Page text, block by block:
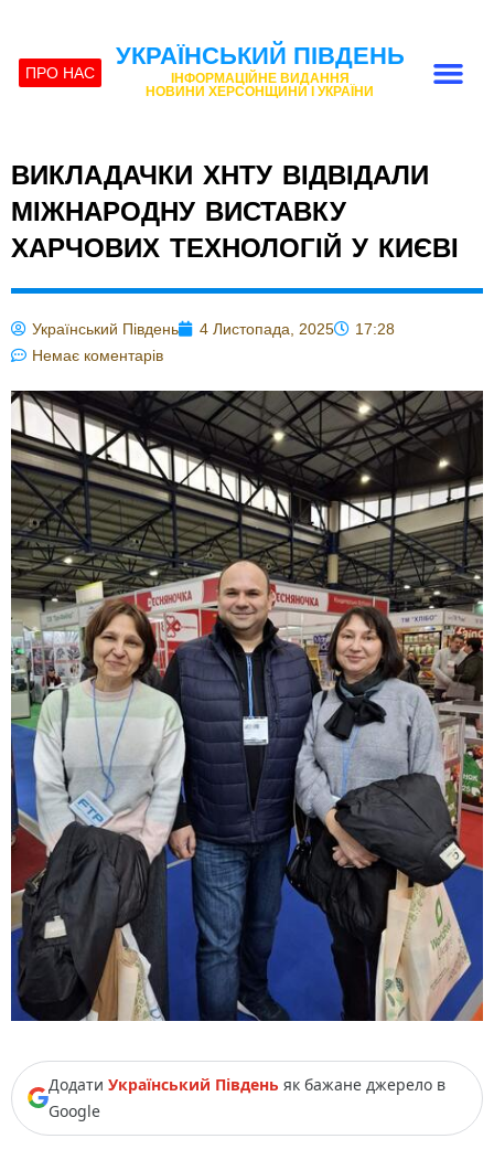
ПРО НАС
УКРАЇНСЬКИЙ ПІВДЕНЬ
ІНФОРМАЦІЙНЕ ВИДАННЯ
НОВИНИ ХЕРСОНЩИНИ І УКРАЇНИ
ВИКЛАДАЧКИ ХНТУ ВІДВІДАЛИ
МІЖНАРОДНУ ВИСТАВКУ
ХАРЧОВИХ ТЕХНОЛОГІЙ У КИЄВІ
Український Південь 4 Листопада, 2025
17:28
Немає коментарів
Додати Український Південь як бажане джерело в
Google